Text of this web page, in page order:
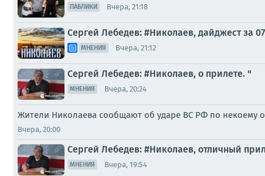
ПАБЛИКИ Вчера, 21:18
Сергей Лебедев: #Николаев, дайджест за
МНЕНИЯ Вчера, 21:12
Сергей Лебедев: #Николаев, о прилете. "
МНЕНИЯ Вчера, 20:24
Жители Николаева сообщают об ударе ВС РФ по некоему
Вчера, 20:00
Сергей Лебедев: #Николаев, отличный
МНЕНИЯ Вчера, 19:54